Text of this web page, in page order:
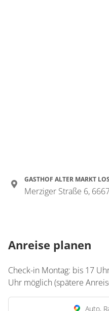
GASTHOF ALTER MARKT
Merziger Straße 6,
Anreise planen
Check-in Montag: bis 17
Uhr möglich (spätere
Auto,